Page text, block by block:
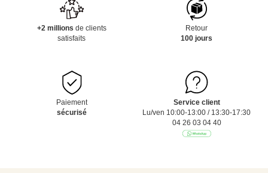
+2 millions de clients
satisfaits
Retour
100 jours
Paiement
sécurisé
Service client
Lu/ven 10:00-13:00 / 13:30-17:30
04 26 03 04 40